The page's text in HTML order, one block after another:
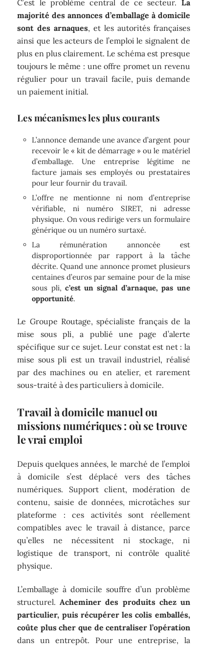
C’est le problème central de ce secteur. La
majorité des annonces d’emballage à domicile
sont des arnaques, et les autorités françaises
ainsi que les acteurs de l’emploi le signalent de
plus en plus clairement. Le schéma est presque
toujours le même : une offre promet un revenu
régulier pour un travail facile, puis demande
un paiement initial.
Les mécanismes les plus courants
L’annonce demande une avance d’argent pour
recevoir le « kit de démarrage » ou le matériel
d’emballage. Une entreprise légitime ne
facture jamais ses employés ou prestataires
pour leur fournir du travail.
L’offre ne mentionne ni nom d’entreprise
vérifiable, ni numéro SIRET, ni adresse
physique. On vous redirige vers un formulaire
générique ou un numéro surtaxé.
La rémunération annoncée est
disproportionnée par rapport à la tâche
décrite. Quand une annonce promet plusieurs
centaines d’euros par semaine pour de la mise
sous pli, c’est un signal d’arnaque, pas une
opportunité.
Le Groupe Routage, spécialiste français de la
mise sous pli, a publié une page d’alerte
spécifique sur ce sujet. Leur constat est net : la
mise sous pli est un travail industriel, réalisé
par des machines ou en atelier, et rarement
sous-traité à des particuliers à domicile.
Travail à domicile manuel ou
missions numériques : où se trouve
le vrai emploi
Depuis quelques années, le marché de l’emploi
à domicile s’est déplacé vers des tâches
numériques. Support client, modération de
contenu, saisie de données, microtâches sur
plateforme : ces activités sont réellement
compatibles avec le travail à distance, parce
qu’elles ne nécessitent ni stockage, ni
logistique de transport, ni contrôle qualité
physique.
L’emballage à domicile souffre d’un problème
structurel.Acheminer des produits chez un
particulier, puis récupérer les colis emballés,
coûte plus cher que de centraliser l’opération
dans un entrepôt. Pour une entreprise, la